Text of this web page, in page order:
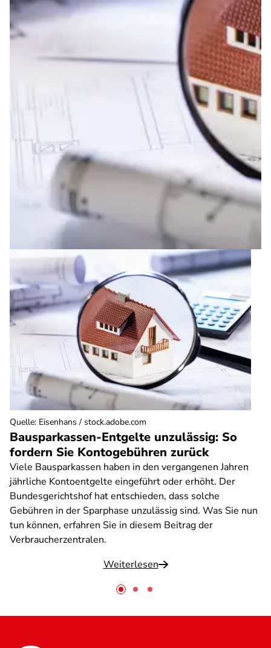
Bausparkassen-Entgelte unzulässig: So
fordern Sie Kontogebühren zurück
Viele Bausparkassen haben in den vergangenen Jahren
jährliche Kontoentgelte eingeführt oder erhöht. Der
Bundesgerichtshof hat entschieden, dass solche
Gebühren in der Sparphase unzulässig sind. Was Sie nun
tun können, erfahren Sie in diesem Beitrag der
Verbraucherzentralen.
Weiterlesen
Quelle: Eisenhans / stock.adobe.com